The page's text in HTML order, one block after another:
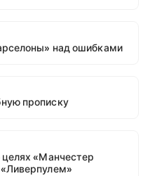
над ошибками
прописку
«Манчестер